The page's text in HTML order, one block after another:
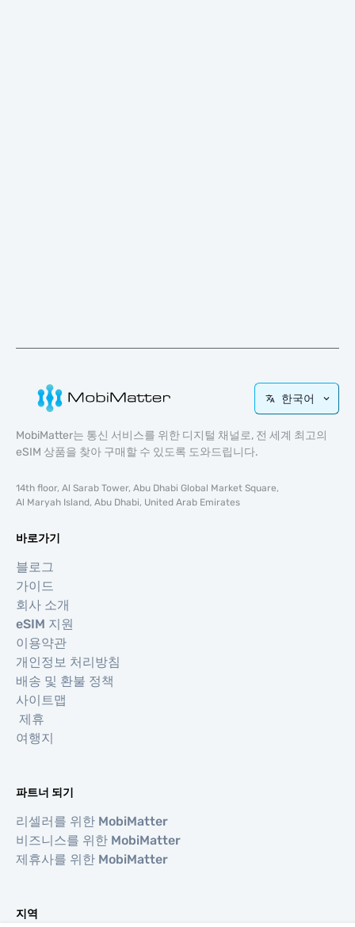
한국어
MobiMatter는 통신 서비스를 위한 디지털 채널로, 전 세계 최고의
eSIM 상품을 찾아 구매할 수 있도록 도와드립니다.
14th floor, Al Sarab Tower, Abu Dhabi Global Market Square,
Al Maryah Island, Abu Dhabi, United Arab Emirates
바로가기
블로그
가이드
회사 소개
eSIM 지원
이용약관
개인정보 처리방침
배송 및 환불 정책
사이트맵
제휴
여행지
파트너 되기
리셀러를 위한 MobiMatter
비즈니스를 위한 MobiMatter
제휴사를 위한 MobiMatter
지역